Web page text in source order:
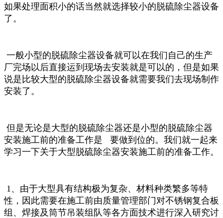
如果处理面积小的话当然就选择较小的脱硫除尘器设备
了。
一般小型的脱硫除尘器设备就可以在我们自己的生产
厂完场以后直接运到现场去安装就是可以的，但是如果
说是比较大型的脱硫除尘器设备就需要我们去现场制作
安装了。
但是无论是大型的脱硫除尘器还是小型的脱硫除尘器
安装施工前的准备工作是 要做到位的。 我们就一起来
学习一下关于大型脱硫除尘器安装施工前的准备工作。
1、由于大型具有结构极为复杂、材料种类繁多等特
性，因此需要在施工前由质量管理部门对不锈钢复合板
组、焊接及筒节吊装组队等各方面技术进行深入研究讨